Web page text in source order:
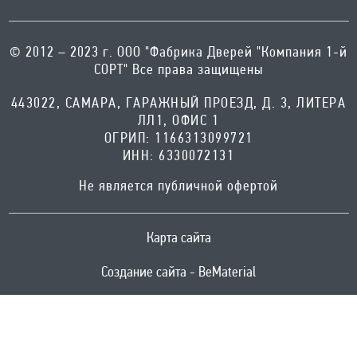
© 2012 – 2023 г. ООО "Фабрика Дверей "Компания 1-й
СОРТ" Все права защищены
443022, САМАРА, ГАРАЖНЫЙ ПРОЕЗД, Д. 3, ЛИТЕРА
ЛЛ1, ОФИС 1
ОГРИП: 1166313099721
ИНН: 6330072131
Не является публичной офертой
Карта сайта
Создание сайта - BeMaterial